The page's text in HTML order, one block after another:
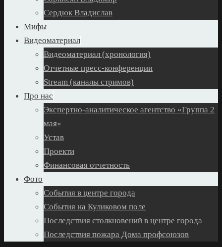
Сердюк Владислав
Мифы
Видеоматериал
Видеоматериал (хронология)
Отчетные пресс-конференции
Stream (каналы стримов)
Про нас
Экспертно-аналитическое агентство «Группа 2
мая»
Устав
Проекти
Финансовая отчетность
Фото
События в центре города
События на Куликовом поле
Последствия столкновений в центре города
Последствия пожара Дома профсоюзов